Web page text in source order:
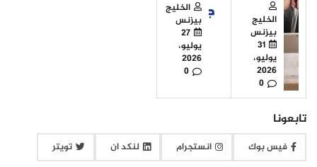
الخليج
بيزنس
31
يوليو،
2026
0
الخليج
بيزنس
27
يوليو،
2026
0
تابعونا
فيس بوك انستجرام لنكد ان تويتر